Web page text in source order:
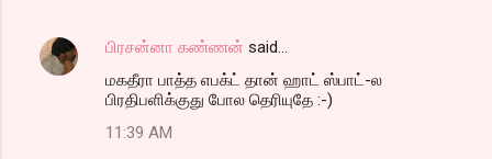
பிரசன்னா கண்ணன் said…
மகதீரா பாத்த எபக்ட் தான் ஹாட் ஸ்பாட்-ல
பிரதிபளிக்குது போல தெரியுதே :-)
11:39 AM